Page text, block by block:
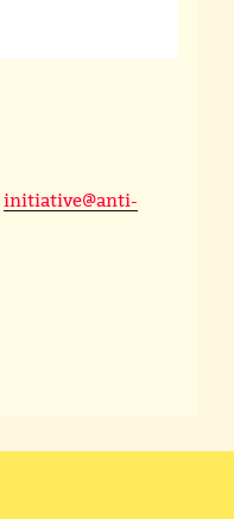
initiative@anti-